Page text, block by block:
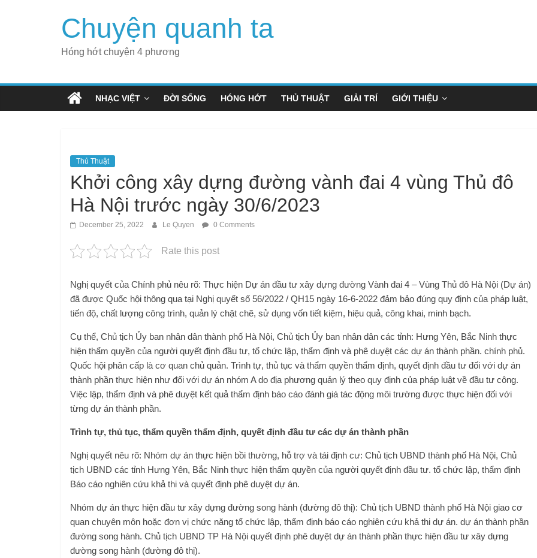
Chuyện quanh ta
Hóng hớt chuyện 4 phương
NHẠC VIỆT ĐỜI SỐNG HÓNG HỚT THỦ THUẬT GIẢI TRÍ GIỚI THIỆU
Thủ Thuật
Khởi công xây dựng đường vành đai 4 vùng Thủ đô
Hà Nội trước ngày 30/6/2023
December 25, 2022 Le Quyen 0 Comments
Rate this post
Nghị quyết của Chính phủ nêu rõ: Thực hiện Dự án đầu tư xây dựng đường Vành đai 4 – Vùng Thủ đô Hà Nội (Dự án)
đã được Quốc hội thông qua tại Nghị quyết số 56/2022 / QH15 ngày 16-6-2022 đảm bảo đúng quy định của pháp luật,
tiến độ, chất lượng công trình, quản lý chặt chẽ, sử dụng vốn tiết kiệm, hiệu quả, công khai, minh bạch.
Cụ thể, Chủ tịch Ủy ban nhân dân thành phố Hà Nội, Chủ tịch Ủy ban nhân dân các tỉnh: Hưng Yên, Bắc Ninh thực
hiện thẩm quyền của người quyết định đầu tư, tổ chức lập, thẩm định và phê duyệt các dự án thành phần. chính phủ.
Quốc hội phân cấp là cơ quan chủ quản. Trình tự, thủ tục và thẩm quyền thẩm định, quyết định đầu tư đối với dự án
thành phần thực hiện như đối với dự án nhóm A do địa phương quản lý theo quy định của pháp luật về đầu tư công.
Việc lập, thẩm định và phê duyệt kết quả thẩm định báo cáo đánh giá tác động môi trường được thực hiện đối với
từng dự án thành phần.
Trình tự, thủ tục, thẩm quyền thẩm định, quyết định đầu tư các dự án thành phần
Nghị quyết nêu rõ: Nhóm dự án thực hiện bồi thường, hỗ trợ và tái định cư: Chủ tịch UBND thành phố Hà Nội, Chủ
tịch UBND các tỉnh Hưng Yên, Bắc Ninh thực hiện thẩm quyền của người quyết định đầu tư. tổ chức lập, thẩm định
Báo cáo nghiên cứu khả thi và quyết định phê duyệt dự án.
Nhóm dự án thực hiện đầu tư xây dựng đường song hành (đường đô thị): Chủ tịch UBND thành phố Hà Nội giao cơ
quan chuyên môn hoặc đơn vị chức năng tổ chức lập, thẩm định báo cáo nghiên cứu khả thi dự án. dự án thành phần
đường song hành. Chủ tịch UBND TP Hà Nội quyết định phê duyệt dự án thành phần thực hiện đầu tư xây dựng
đường song hành (đường đô thị).